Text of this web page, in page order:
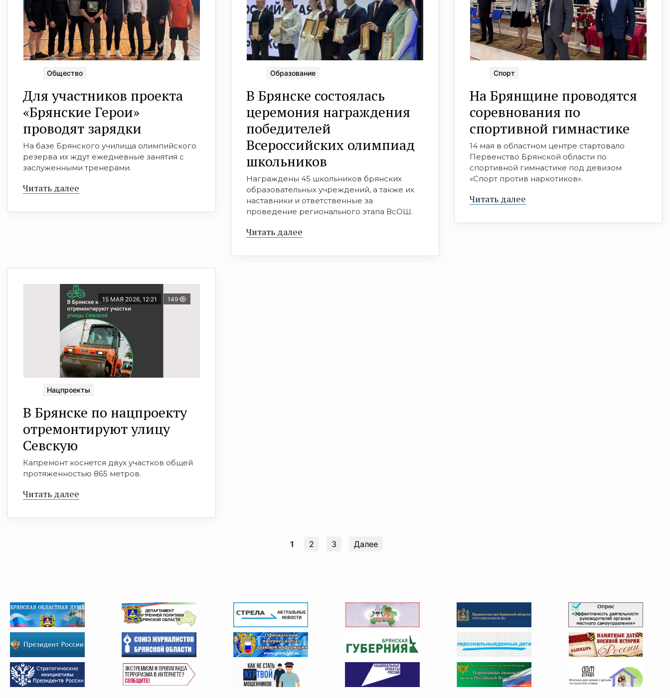
Общество
Для участников проекта
«Брянские Герои»
проводят зарядки
На базе Брянского училища олимпийского
резерва их ждут ежедневные занятия с
заслуженными тренерами.
Читать далее
Образование
В Брянске состоялась
церемония награждения
победителей
Всероссийских олимпиад
школьников
Награждены 45 школьников брянских
образовательных учреждений, а также их
наставники и ответственные за
проведение регионального этапа ВсОШ.
Читать далее
Спорт
На Брянщине проводятся
соревнования по
спортивной гимнастике
14 мая в областном центре стартовало
Первенство Брянской области по
спортивной гимнастике под девизом
«Спорт против наркотиков».
Читать далее
15 МАЯ 2026, 12:21 149
Нацпроекты
В Брянске по нацпроекту
отремонтируют улицу
Севскую
Капремонт коснется двух участков общей
протяженностью 865 метров.
Читать далее
1 2 3 Далее